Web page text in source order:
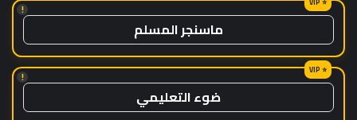
!
ماسنجر المسلم
!
ضوء التعليمي